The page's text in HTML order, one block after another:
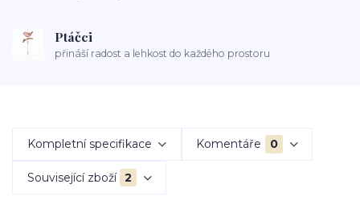
Ptáčci
přináší radost a lehkost do každého prostoru
Kompletní specifikace Komentáře 0
Související zboží 2